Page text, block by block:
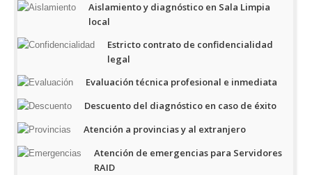
Aislamiento y diagnóstico en Sala Limpia
local
Estricto contrato de confidencialidad
legal
Evaluación técnica profesional e inmediata
Descuento del diagnóstico en caso de éxito
Atención a provincias y al extranjero
Atención de emergencias para Servidores
RAID